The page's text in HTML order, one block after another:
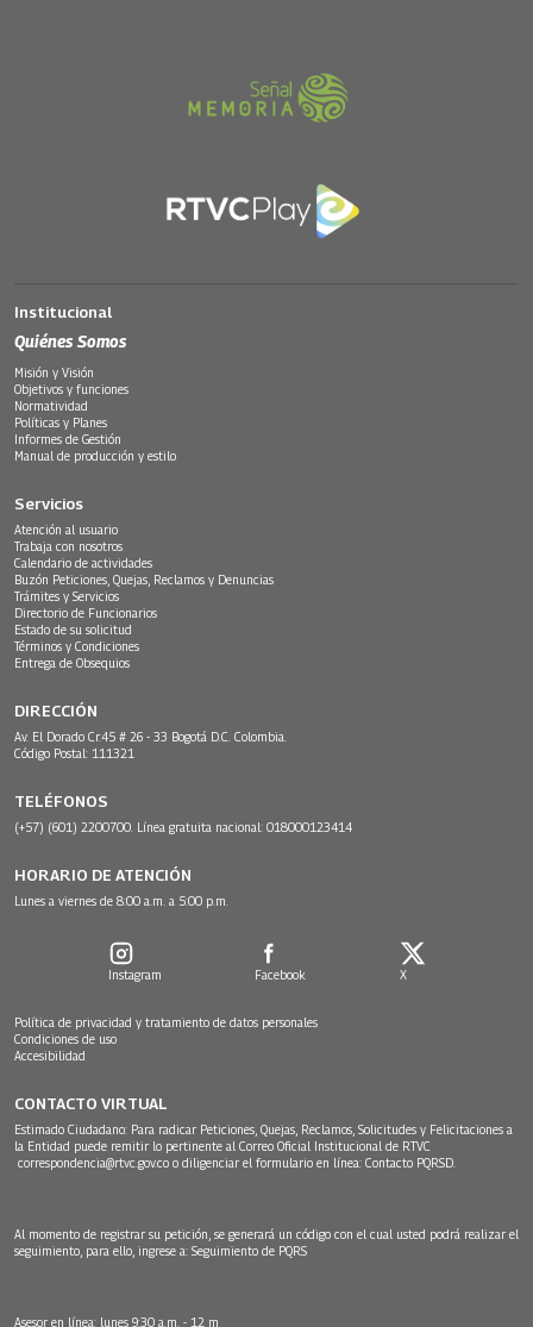
Institucional
Quiénes Somos
Misión y Visión
Objetivos y funciones
Normatividad
Políticas y Planes
Informes de Gestión
Manual de producción y estilo
Servicios
Atención al usuario
Trabaja con nosotros
Calendario de actividades
Buzón Peticiones, Quejas, Reclamos y Denuncias
Trámites y Servicios
Directorio de Funcionarios
Estado de su solicitud
Términos y Condiciones
Entrega de Obsequios
DIRECCIÓN
Av. El Dorado Cr.45 # 26 - 33 Bogotá D.C. Colombia.
Código Postal: 111321
TELÉFONOS
(+57) (601) 2200700. Línea gratuita nacional: 018000123414
HORARIO DE ATENCIÓN
Lunes a viernes de 8:00 a.m. a 5:00 p.m.
Instagram Facebook X
Política de privacidad y tratamiento de datos personales
Condiciones de uso
Accesibilidad
CONTACTO VIRTUAL
Estimado Ciudadano: Para radicar Peticiones, Quejas, Reclamos, Solicitudes y Felicitaciones a
la Entidad puede remitir lo pertinente al Correo Oficial Institucional de RTVC
correspondencia@rtvc.gov.co o diligenciar el formulario en línea: Contacto PQRSD.
Al momento de registrar su petición, se generará un código con el cual usted podrá realizar el
seguimiento, para ello, ingrese a: Seguimiento de PQRS
Asesor en línea: lunes 9:30 a.m. - 12 m